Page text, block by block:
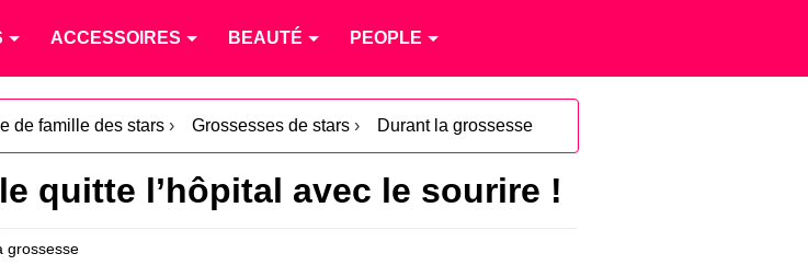
ACCESSOIRES BEAUTÉ PEOPLE
de famille des stars › Grossesses de stars › Durant la grossesse
quitte l’hôpital avec le sourire !
grossesse